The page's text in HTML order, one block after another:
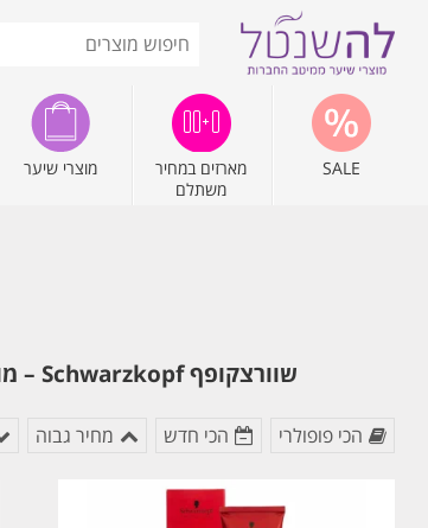
SALE
מארזים במחיר
משתלם
מוצרי שיער
שוורצקופף Schwarzkopf – מוצרים לשיער, צבע איגורה IGORA וסדרת מוצרי שיער בונקור BC המפורסמת לטיפוח השיער. להזמנה מהירה
הכי פופולרי הכי חדש מחיר גבוה